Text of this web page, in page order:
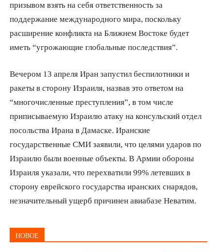
призывом взять на себя ответственность за
поддержание международного мира, поскольку
расширение конфликта на Ближнем Востоке будет
иметь “угрожающие глобальные последствия”.
Вечером 13 апреля Иран запустил беспилотники и
ракеты в сторону Израиля, назвав это ответом на
“многочисленные преступления”, в том числе
приписываемую Израилю атаку на консульский отдел
посольства Ирана в Дамаске. Иранские
государственные СМИ заявили, что целями ударов по
Израилю были военные объекты. В Армии обороны
Израиля указали, что перехватили 99% летевших в
сторону еврейского государства иранских снарядов,
незначительный ущерб причинен авиабазе Неватим.
НОВОЕ